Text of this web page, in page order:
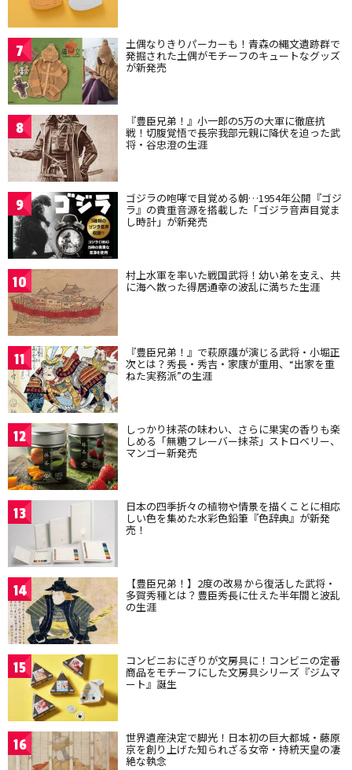
7 土偶なりきりパーカーも！青森の縄文遺跡群で
発掘された土偶がモチーフのキュートなグッズ
が新発売
8 『豊臣兄弟！』小一郎の5万の大軍に徹底抗
戦！切腹覚悟で長宗我部元親に降伏を迫った武
将・谷忠澄の生涯
9 ゴジラの咆哮で目覚める朝…1954年公開『ゴジ
ラ』の貴重音源を搭載した「ゴジラ音声目覚ま
し時計」が新発売
10 村上水軍を率いた戦国武将！幼い弟を支え、共
に海へ散った得居通幸の波乱に満ちた生涯
11 『豊臣兄弟！』で萩原護が演じる武将・小堀正
次とは？秀長・秀吉・家康が重用、“出家を重
ねた実務派”の生涯
12 しっかり抹茶の味わい、さらに果実の香りも楽
しめる「無糖フレーバー抹茶」ストロベリー、
マンゴー新発売
13 日本の四季折々の植物や情景を描くことに相応
しい色を集めた水彩色鉛筆『色辞典』が新発
売！
14 【豊臣兄弟！】2度の改易から復活した武将・
多賀秀種とは？豊臣秀長に仕えた半年間と波乱
の生涯
15 コンビニおにぎりが文房具に！コンビニの定番
商品をモチーフにした文房具シリーズ『ジムマ
ート』誕生
16 世界遺産決定で脚光！日本初の巨大都城・藤原
京を創り上げた知られざる女帝・持統天皇の凄
絶な執念